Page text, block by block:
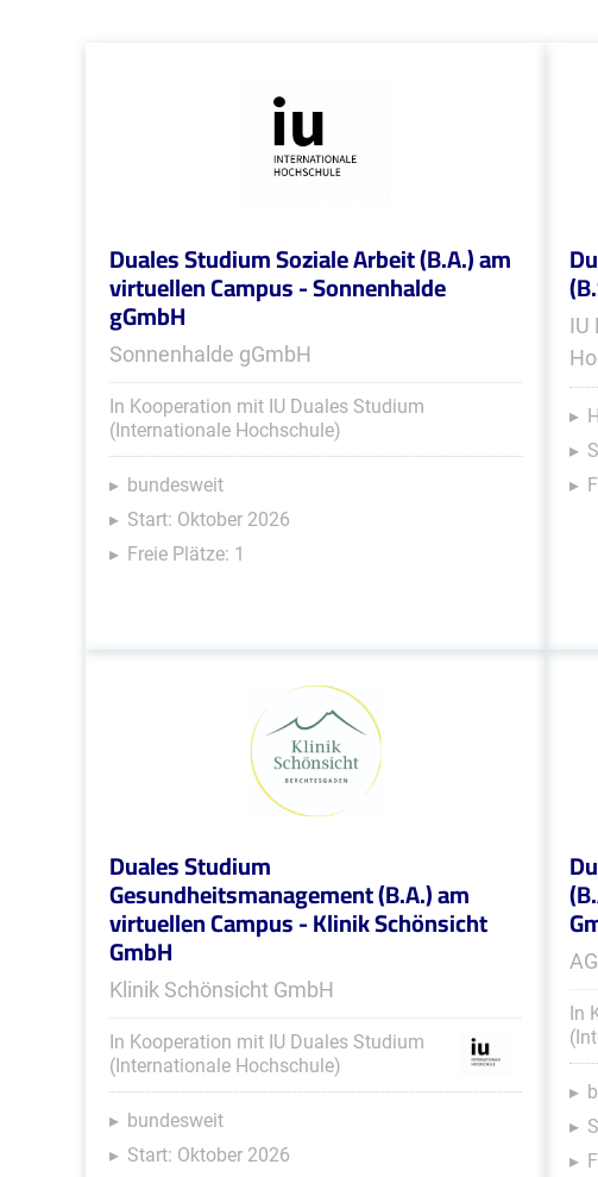
Duales Studium Soziale Arbeit (B.A.) am
virtuellen Campus - Sonnenhalde
gGmbH
Sonnenhalde gGmbH
In Kooperation mit IU Duales Studium
(Internationale Hochschule)
bundesweit
Start: Oktober 2026
Freie Plätze: 1
IU
Duales Studium
Gesundheitsmanagement (B.A.) am
virtuellen Campus - Klinik Schönsicht
GmbH
Klinik Schönsicht GmbH
In Kooperation mit IU Duales Studium
(Internationale Hochschule)
bundesweit
Start: Oktober 2026
In